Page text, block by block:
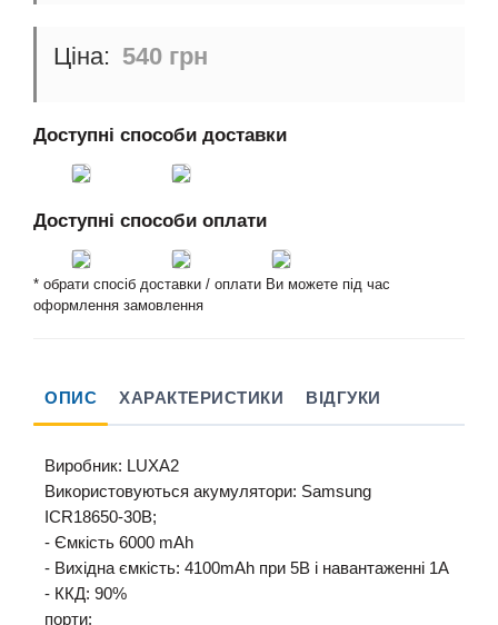
540 грн
Доступні способи доставки
Доступні способи оплати
* обрати спосіб доставки / оплати Ви можете під час
оформлення замовлення
ОПИС ХАРАКТЕРИСТИКИ ВІДГУКИ
Виробник: LUXA2
Використовуються акумулятори: Samsung
ICR18650-30B;
- Ємкість 6000 mAh
- Вихідна ємкість: 4100mAh при 5В і навантаженні 1А
- ККД: 90%
порти: